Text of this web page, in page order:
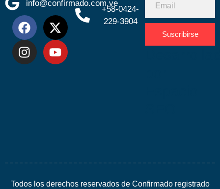
info@confirmado.com.ve
+58-0424-
229-3904
Suscribirse
Todos los derechos reservados de Confirmado registrado